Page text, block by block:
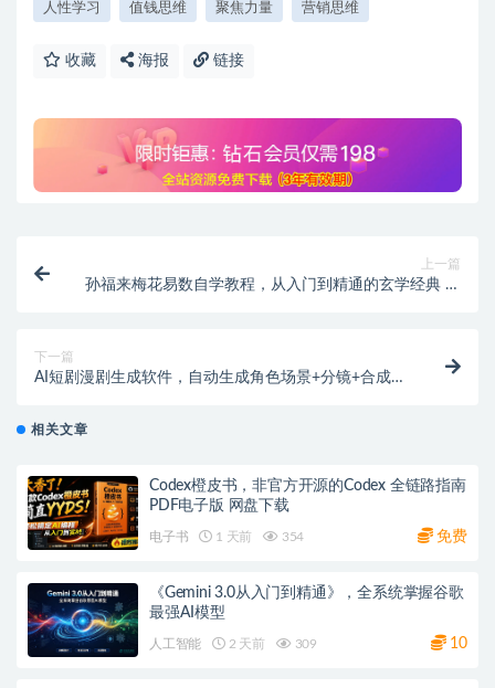
人性学习 值钱思维 聚焦力量 营销思维
收藏 海报 链接
上一篇
孙福来梅花易数自学教程，从入门到精通的玄学经典 网
下一篇
AI短剧漫剧生成软件，自动生成角色场景+分镜+合成视
相关文章
Codex橙皮书，非官方开源的Codex 全链路指南
PDF电子版 网盘下载
电子书 1 天前 354 免费
《Gemini 3.0从入门到精通》，全系统掌握谷歌
最强AI模型
人工智能 2 天前 309 10